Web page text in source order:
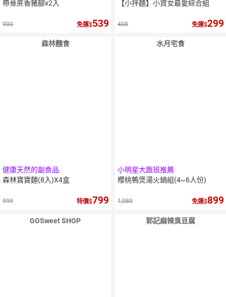
帶骨蔗香豬腳x2入
900 免運 539
【小拌麵】小資女最愛綜合組
408 免運 299
森林麵食
健康天然的副食品
森林寶寶麵(8入)X4盒
999 特價 799
水月宅食
小明星大跟班推薦
櫻桃鴨煲湯火鍋組(4~6人份)
1,080 免運 899
GOSweet SHOP 郭記麻辣臭豆腐